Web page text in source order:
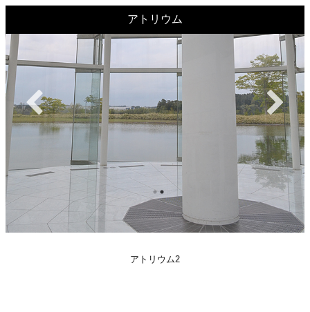
アトリウム
アトリウム1
アトリウム2